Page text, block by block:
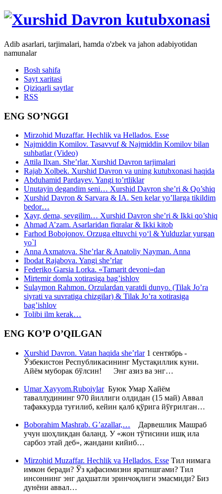
Adib asarlari, tarjimalari, hamda o'zbek va jahon adabiyotidan
namunalar
Bosh sahifa
Sayt xaritasi
Qiziqarli saytlar
RSS
ENG SO’NGGI
Mirzohid Muzaffar. Hechlik va Hellados. Esse
Najmiddin Komilov. Tasavvuf & Najmiddin Komilov bilan
suhbatlar (Video)
Attila Ilxan. She’rlar. Xurshid Davron tarjimalari
Rajab Xolbek. Xurshid Davron va uning kutubxonasi haqida
Abduhamid Pardayev. Yangi to’rtliklar
Unutayin degandim seni… Xurshid Davron she’ri & Qo’shiq
Xurshid Davron & Sarvara & IA. Sen kelar yo’llarga tikildim
bedor…
Xayr, dema, sevgilim… Xurshid Davron she’ri & Ikki qo’shiq
Ahmad A’zam. Asarlaridan fiqralar & Ikki kitob
Farhod Bobojonov. Orzuga eltuvchi yo‘l & Yulduzlar yurgan
yo`l
Anna Axmatova. She’rlar & Anatoliy Nayman. Anna
Ibodat Rajabova. Yangi she’rlar
Federiko Garsia Lorka. «Tamarit devoni»dan
Mirtemir domla xotirasiga bag’ishlov
Sulaymon Rahmon. Orzulardan yaratdi dunyo. (Tilak Jo’ra
siyrati va suvratiga chizgilar) & Tilak Jo’ra xotirasiga
bag’ishlov
Tolibi ilm kerak…
ENG KO’P O’QILGAN
Xurshid Davron. Vatan haqida she’rlar1 сентябрь -
Ўзбекистон Республикасининг Мустақиллик куни.
Айём муборак бўлсин! Энг азиз ва энг…
Umar Xayyom.RuboiylarБуюк Умар Хайём
таваллудининг 970 йиллиги олдидан (15 май) Аввал
тафаккурда туғилиб, кейин қалб қўрига йўғрилган…
Boborahim Mashrab. G’azallar,… Дарвешлик Машраб
учун шоҳликдан баланд. У «жон тўтисини ишқ ила
сарбоз этай деб», жандани кийиб…
Mirzohid Muzaffar. Hechlik va Hellados. Esse Тил нимага
имкон беради? Ўз қафасимизни яратишгами? Тил
инсоннинг энг даҳшатли эринчоқлиги эмасмиди? Биз
дунёни аввал…